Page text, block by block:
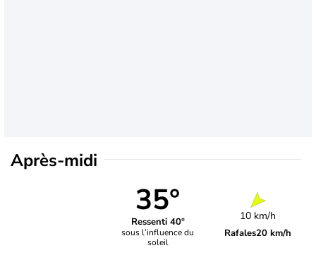
Après-midi
35°
Ressenti 40°
sous l’influence du
soleil
10 km/h
Rafales20 km/h